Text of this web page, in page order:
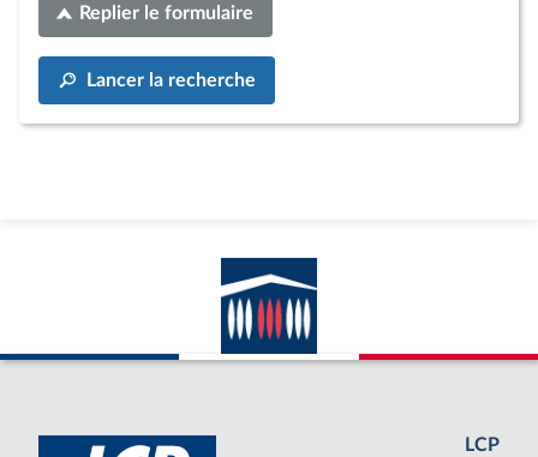
Replier le formulaire
Lancer la recherche
LCP